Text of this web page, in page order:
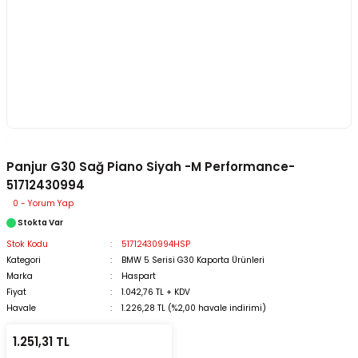
Panjur G30 Sağ Piano Siyah -M Performance-
51712430994
0 - Yorum Yap
Stokta Var
Stok Kodu
51712430994HSP
Kategori
BMW 5 Serisi G30 Kaporta Ürünleri
Marka
Haspart
Fiyat
1.042,76 TL + KDV
Havale
1.226,28 TL (%2,00 havale indirimi)
1.251,31 TL